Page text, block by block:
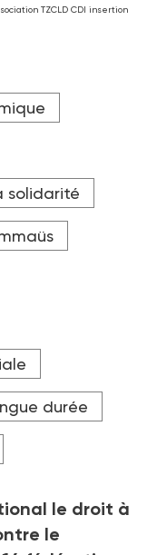
au chômage
solidarité
durée
le droit à
le